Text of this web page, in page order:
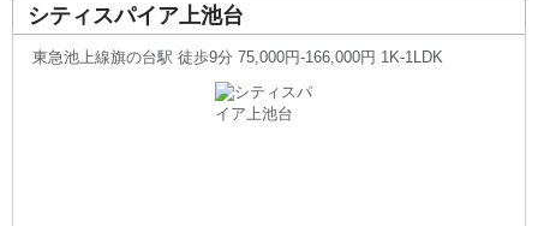
シティスパイア上池台
東急池上線旗の台駅 徒歩9分 75,000円-166,000円 1K-1LDK